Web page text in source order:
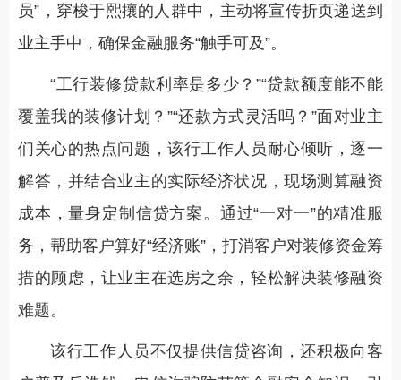
员”，穿梭于熙攘的人群中，主动将宣传折页递送到
业主手中，确保金融服务“触手可及”。
“工行装修贷款利率是多少？”“贷款额度能不能
覆盖我的装修计划？”“还款方式灵活吗？”面对业主
们关心的热点问题，该行工作人员耐心倾听，逐一
解答，并结合业主的实际经济状况，现场测算融资
成本，量身定制信贷方案。通过“一对一”的精准服
务，帮助客户算好“经济账”，打消客户对装修资金筹
措的顾虑，让业主在选房之余，轻松解决装修融资
难题。
该行工作人员不仅提供信贷咨询，还积极向客